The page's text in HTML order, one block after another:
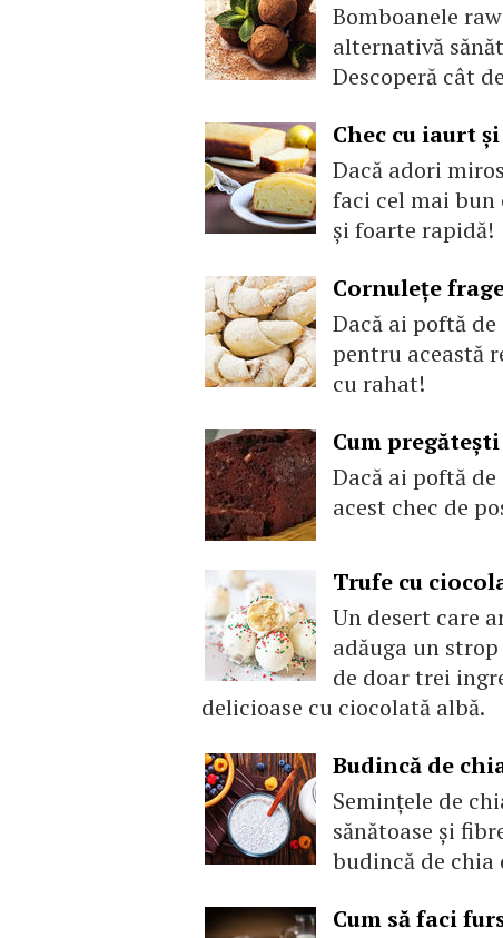
Bomboanele
alternativă
Descoperă cât
Chec cu iaurt
Dacă adori
faci cel mai bun
şi foarte rapidă!
Cornulețe
Dacă ai poftă
pentru această
cu rahat!
Cum
Dacă ai poftă
acest chec de
Trufe cu
Un desert care
adăuga un
de doar trei
delicioase cu ciocolată albă.
Budincă de
Semințele de
sănătoase și
budincă de chia
Cum să faci